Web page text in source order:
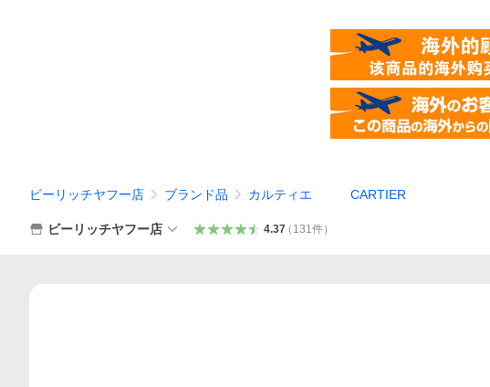
ビーリッチヤフー店 ブランド品 カルティエ CARTIER
ビーリッチヤフー店 4.37（ 131件）